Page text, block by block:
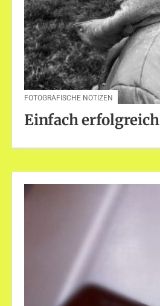
FOTOGRAFISCHE NOTIZEN
Einfach erfolgreich